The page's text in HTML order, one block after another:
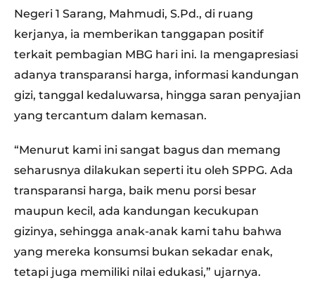
Negeri 1 Sarang, Mahmudi, S.Pd., di ruang
kerjanya, ia memberikan tanggapan positif
terkait pembagian MBG hari ini. Ia mengapresiasi
adanya transparansi harga, informasi kandungan
gizi, tanggal kedaluwarsa, hingga saran penyajian
yang tercantum dalam kemasan.
“Menurut kami ini sangat bagus dan memang
seharusnya dilakukan seperti itu oleh SPPG. Ada
transparansi harga, baik menu porsi besar
maupun kecil, ada kandungan kecukupan
gizinya, sehingga anak-anak kami tahu bahwa
yang mereka konsumsi bukan sekadar enak,
tetapi juga memiliki nilai edukasi,” ujarnya.